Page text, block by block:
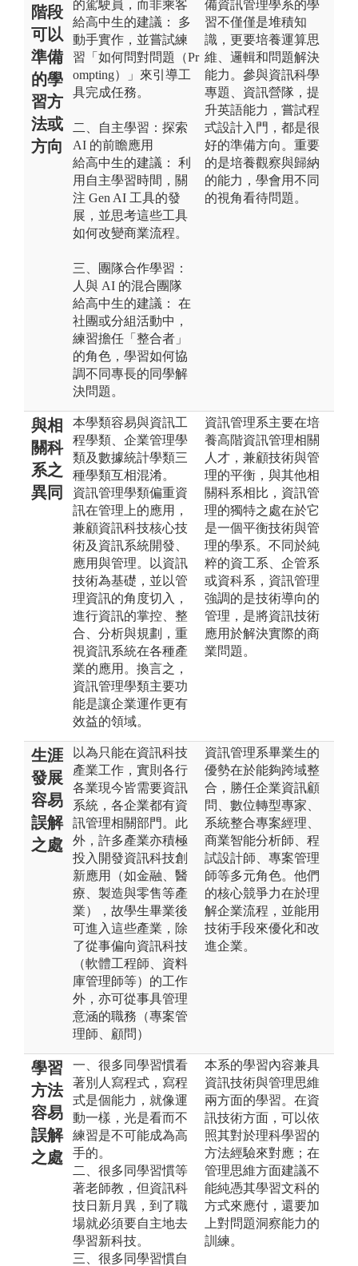
階段
可以
準備
的學
習方
法或
方向
的駕駛員，而非乘客
給高中生的建議： 多
動手實作，並嘗試練
習「如何問對問題（Pr
ompting）」來引導工
具完成任務。
二、自主學習：探索
AI 的前瞻應用
給高中生的建議： 利
用自主學習時間，關
注 Gen AI 工具的發
展，並思考這些工具
如何改變商業流程。
三、團隊合作學習：
人與 AI 的混合團隊
給高中生的建議： 在
社團或分組活動中，
練習擔任「整合者」
的角色，學習如何協
調不同專長的同學解
決問題。
備資訊管理學系的學
習不僅僅是堆積知
識，更要培養運算思
維、邏輯和問題解決
能力。參與資訊科學
專題、資訊營隊，提
升英語能力，嘗試程
式設計入門，都是很
好的準備方向。重要
的是培養觀察與歸納
的能力，學會用不同
的視角看待問題。
與相
關科
系之
異同
本學類容易與資訊工
程學類、企業管理學
類及數據統計學類三
種學類互相混淆。
資訊管理學類偏重資
訊在管理上的應用，
兼顧資訊科技核心技
術及資訊系統開發、
應用與管理。以資訊
技術為基礎，並以管
理資訊的角度切入，
進行資訊的掌控、整
合、分析與規劃，重
視資訊系統在各種產
業的應用。換言之，
資訊管理學類主要功
能是讓企業運作更有
效益的領域。
資訊管理系主要在培
養高階資訊管理相關
人才，兼顧技術與管
理的平衡，與其他相
關科系相比，資訊管
理的獨特之處在於它
是一個平衡技術與管
理的學系。不同於純
粹的資工系、企管系
或資科系，資訊管理
強調的是技術導向的
管理，是將資訊技術
應用於解決實際的商
業問題。
生涯
發展
容易
誤解
之處
以為只能在資訊科技
產業工作，實則各行
各業現今皆需要資訊
系統，各企業都有資
訊管理相關部門。此
外，許多產業亦積極
投入開發資訊科技創
新應用（如金融、醫
療、製造與零售等產
業），故學生畢業後
可進入這些產業，除
了從事偏向資訊科技
（軟體工程師、資料
庫管理師等）的工作
外，亦可從事具管理
意涵的職務（專案管
理師、顧問）
資訊管理系畢業生的
優勢在於能夠跨域整
合，勝任企業資訊顧
問、數位轉型專家、
系統整合專案經理、
商業智能分析師、程
試設計師、專案管理
師等多元角色。他們
的核心競爭力在於理
解企業流程，並能用
技術手段來優化和改
進企業。
學習
方法
容易
誤解
之處
一、很多同學習慣看
著別人寫程式，寫程
式是個能力，就像運
動一樣，光是看而不
練習是不可能成為高
手的。
二、很多同學習慣等
著老師教，但資訊科
技日新月異，到了職
場就必須要自主地去
學習新科技。
三、很多同學習慣自
本系的學習內容兼具
資訊技術與管理思維
兩方面的學習。在資
訊技術方面，可以依
照其對於理科學習的
方法經驗來對應；在
管理思維方面建議不
能純憑其學習文科的
方式來應付，還要加
上對問題洞察能力的
訓練。